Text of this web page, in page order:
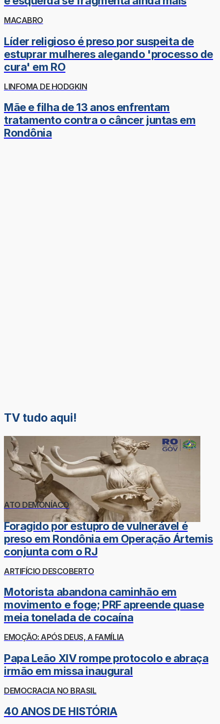
MACABRO
Líder religioso é preso por suspeita de
estuprar mulheres alegando 'processo de
cura' em RO
LINFOMA DE HODGKIN
Mãe e filha de 13 anos enfrentam
tratamento contra o câncer juntas em
Rondônia
TV tudo aqui!
ATO DEMONÍACO
Foragido por estupro de vulnerável é
preso em Rondônia em Operação Ártemis
conjunta com o RJ
ARTIFÍCIO DESCOBERTO
Motorista abandona caminhão em
movimento e foge; PRF apreende quase
meia tonelada de cocaína
EMOÇÃO: APÓS DEUS, A FAMÍLIA
Papa Leão XIV rompe protocolo e abraça
irmão em missa inaugural
DEMOCRACIA NO BRASIL
40 ANOS DE HISTÓRIA